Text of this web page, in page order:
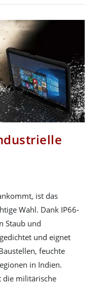
ist das
Wahl. Dank IP66-
Staub und
und eignet
feuchte
in Indien.
die militärische